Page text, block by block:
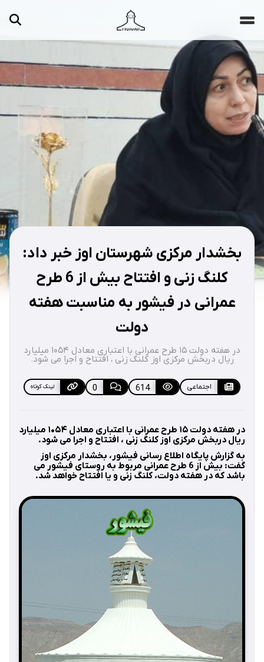
دسته‌بندی‌ها
جستجو ...
بخشدار مرکزی شهرستان اوز خبر داد:
کلنگ زنی و افتتاح بیش از 6 طرح
عمرانی در فیشور به مناسبت هفته
دولت
در هفته دولت ۱۵ طرح عمرانی با اعتباری معادل ۱۰۵۴ میلیارد
ریال دربخش مرکزی اوز کلنگ زنی ، افتتاح و اجرا می شود.
اجتماعی 614
0 لینک کوتاه
در هفته دولت ۱۵ طرح عمرانی با اعتباری معادل ۱۰۵۴ میلیارد
ریال دربخش مرکزی اوز کلنگ زنی ، افتتاح و اجرا می شود.
به گزارش پایگاه اطلاع رسانی فیشور، بخشدار مرکزی اوز
گفت: بیش از 6 طرح عمرانی مربوط به روستای فیشور می
باشد که در هفته دولت، کلنگ زنی و یا افتتاح خواهد شد.